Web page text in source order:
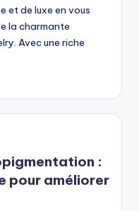
et de luxe en vous
la charmante
Avec une riche
:
pour améliorer